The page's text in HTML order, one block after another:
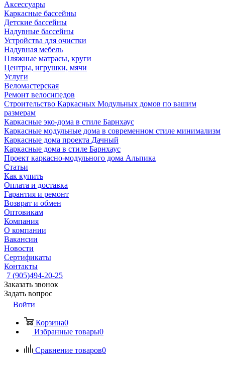
Аксессуары
Каркасные бассейны
Детские бассейны
Надувные бассейны
Устройства для очистки
Надувная мебель
Пляжные матрасы, круги
Центры, игрушки, мячи
Услуги
Веломастерская
Ремонт велосипедов
Строительство Каркасных Модульных домов по вашим
размерам
Каркасные эко-дома в стиле Барнхаус
Каркасные модульные дома в современном стиле минимализм
Каркасные дома проекта Дачный
Каркасные дома в стиле Барнхаус
Проект каркасно-модульного дома Альпика
Статьи
Как купить
Оплата и доставка
Гарантия и ремонт
Возврат и обмен
Оптовикам
Компания
О компании
Вакансии
Новости
Сертификаты
Контакты
7 (905)494-20-25
Заказать звонок
Задать вопрос
Войти
Корзина0
Избранные товары0
Сравнение товаров0